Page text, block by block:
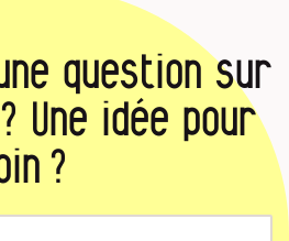
question sur
Une idée pour
?